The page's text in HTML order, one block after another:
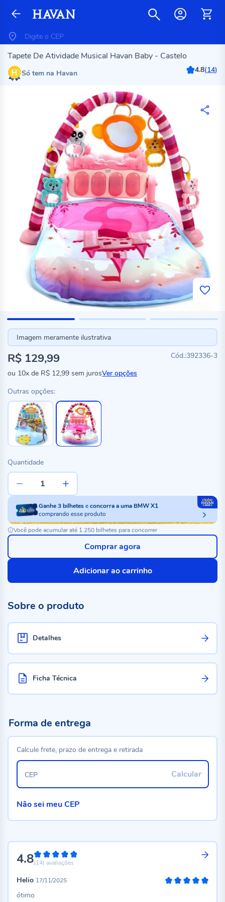
Tapete De Atividade Musical Havan Baby - Castelo
Só tem na Havan 4.8(14)
Imagem meramente ilustrativa
392336-3
R$ 129,99
ou 10x de R$ 12,99 sem jurosVer opções
Outras opções:
Quantidade
Ganhe3bilheteseconcorra a uma BMW X1
comprando esse produto
Você pode acumular até 1.250 bilhetes para concorrer
Adicionar ao carrinho
Comprar agora
Sobre o produto
Detalhes
Ficha Técnica
4.896%
(14) avaliações
Helio 17/11/2025
ótimo
Forma de entrega
Calcule frete, prazo de entrega e retirada
Calcular
CEP
Não sei meu CEP